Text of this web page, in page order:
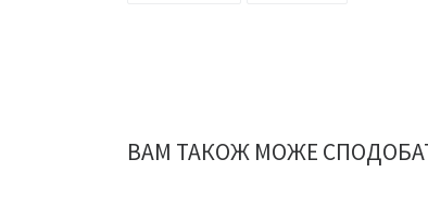
ВАМ ТАКОЖ МОЖЕ